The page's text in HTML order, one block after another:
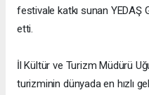
festivale katkı sunan YEDAŞ
etti.
İl Kültür ve Turizm Müdürü
turizminin dünyada en hızlı